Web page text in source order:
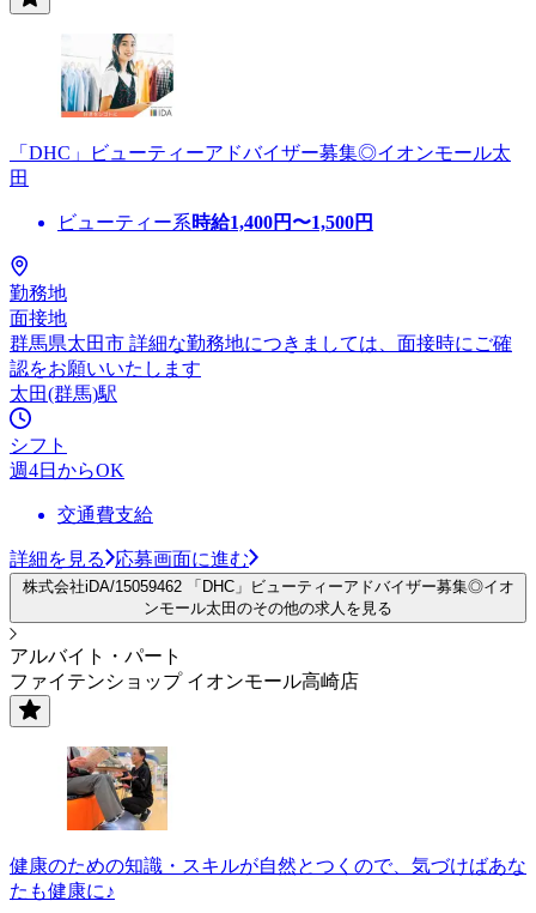
「DHC」ビューティーアドバイザー募集◎イオンモール太
田
ビューティー系時給1,400円〜1,500円
勤務地
面接地
群馬県太田市 詳細な勤務地につきましては、面接時にご確
認をお願いいたします
太田(群馬)駅
シフト
週4日からOK
交通費支給
詳細を見る 応募画面に進む
株式会社iDA/15059462 「DHC」ビューティーアドバイザー募集◎イオ
ンモール太田のその他の求人を見る
アルバイト・パート
ファイテンショップ イオンモール高崎店
健康のための知識・スキルが自然とつくので、気づけばあな
たも健康に♪